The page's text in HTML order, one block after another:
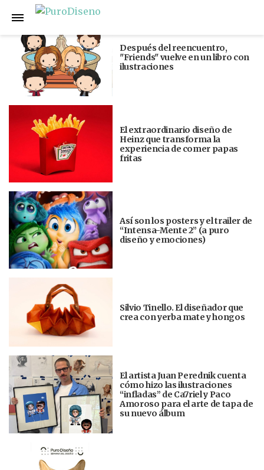
Anterior
Después del reencuentro,
"Friends" vuelve en un libro con
ilustraciones
El extraordinario diseño de
Heinz que transforma la
experiencia de comer papas
fritas
Así son los posters y el trailer de
“Intensa-Mente 2” (a puro
diseño y emociones)
Silvio Tinello. El diseñador que
crea con yerba mate y hongos
El artista Juan Perednik cuenta
cómo hizo las ilustraciones
“infladas” de Ca7riel y Paco
Amoroso para el arte de tapa de
su nuevo álbum
Siguiente